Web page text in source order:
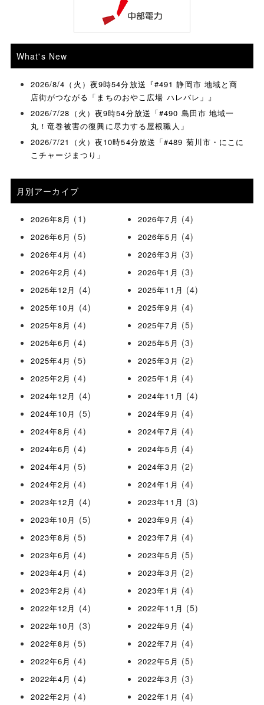
What's New
2026/8/4（火）夜9時54分放送『#491 静岡市 地域と商
店街がつながる「まちのおやこ広場 ハレバレ」』
2026/7/28（火）夜9時54分放送「#490 島田市 地域一
丸！竜巻被害の復興に尽力する屋根職人」
2026/7/21（火）夜10時54分放送「#489 菊川市・にこに
こチャージまつり」
月別アーカイブ
2026年8月 (1) 2026年7月 (4)
2026年6月 (5) 2026年5月 (4)
2026年4月 (4) 2026年3月 (3)
2026年2月 (4) 2026年1月 (3)
2025年12月 (4) 2025年11月 (4)
2025年10月 (4) 2025年9月 (4)
2025年8月 (4) 2025年7月 (5)
2025年6月 (4) 2025年5月 (3)
2025年4月 (5) 2025年3月 (2)
2025年2月 (4) 2025年1月 (4)
2024年12月 (4) 2024年11月 (4)
2024年10月 (5) 2024年9月 (4)
2024年8月 (4) 2024年7月 (4)
2024年6月 (4) 2024年5月 (4)
2024年4月 (5) 2024年3月 (2)
2024年2月 (4) 2024年1月 (4)
2023年12月 (4) 2023年11月 (3)
2023年10月 (5) 2023年9月 (4)
2023年8月 (5) 2023年7月 (4)
2023年6月 (4) 2023年5月 (5)
2023年4月 (4) 2023年3月 (2)
2023年2月 (4) 2023年1月 (4)
2022年12月 (4) 2022年11月 (5)
2022年10月 (3) 2022年9月 (4)
2022年8月 (5) 2022年7月 (4)
2022年6月 (4) 2022年5月 (5)
2022年4月 (4) 2022年3月 (3)
2022年2月 (4) 2022年1月 (4)